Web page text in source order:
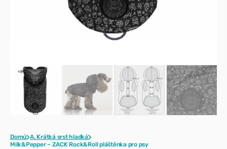
Domů A. Krátká srst hladká
Milk&Pepper – ZACK Rock&Roll pláštěnka pro psy